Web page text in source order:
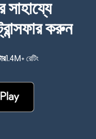
করুন
1.4M+ রেটিং